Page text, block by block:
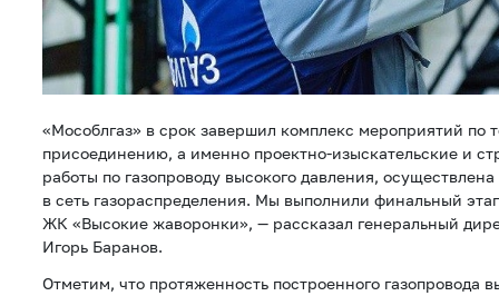
«Мособлгаз» в срок завершил комплекс мероприятий по
присоединению, а именно проектно-изыскательские и
работы по газопроводу высокого давления, осуществлена
в сеть газораспределения. Мы выполнили финальный
ЖК «Высокие жаворонки», — рассказал генеральный
Игорь Баранов.
Отметим, что протяженность построенного газопровода